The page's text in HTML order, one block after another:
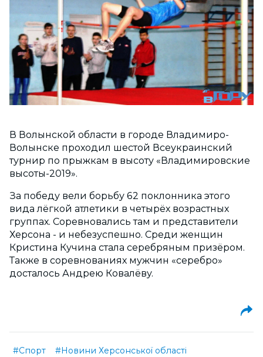
В Волынской области в городе Владимиро-
Волынске проходил шестой Всеукраинский
турнир по прыжкам в высоту «Владимировские
высоты-2019».
За победу вели борьбу 62 поклонника этого
вида лёгкой атлетики в четырёх возрастных
группах. Соревновались там и представители
Херсона - и небезуспешно. Среди женщин
Кристина Кучина стала серебряным призёром.
Также в соревнованиях мужчин «серебро»
досталось Андрею Ковалёву.
#Спорт
#Новини Херсонської області